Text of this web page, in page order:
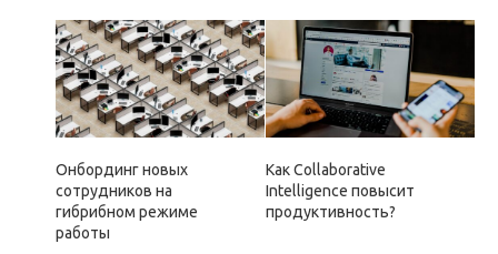
Онбординг новых
сотрудников на
гибрибном режиме
работы
Как Collaborative
Intelligence повысит
продуктивность?